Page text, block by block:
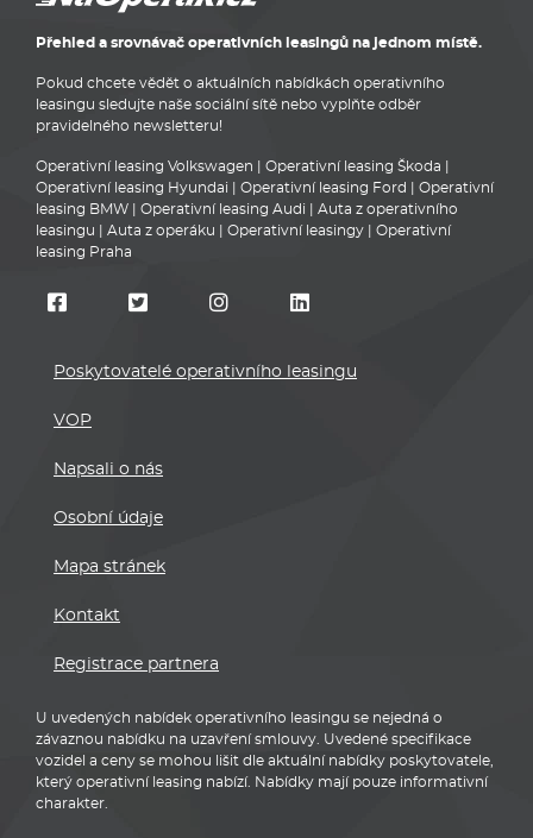
Přehled a srovnávač operativních leasingů na jednom místě.
Pokud chcete vědět o aktuálních nabídkách operativního
leasingu sledujte naše sociální sítě nebo vyplňte odběr
pravidelného newsletteru!
Operativní leasing Volkswagen Operativní leasing Škoda
Operativní leasing Hyundai
Operativní leasing Ford
Operativní
leasing BMW
Operativní leasing Audi
Auta z operativního
leasingu
Auta z operáku Operativní leasingy
Operativní
leasing Praha
Poskytovatelé operativního leasingu
VOP
Napsali o nás
Osobní údaje
Mapa stránek
Kontakt
Registrace partnera
U uvedených nabídek operativního leasingu se nejedná o
závaznou nabídku na uzavření smlouvy. Uvedené specifikace
vozidel a ceny se mohou lišit dle aktuální nabídky poskytovatele,
který operativní leasing nabízí. Nabídky mají pouze informativní
charakter.